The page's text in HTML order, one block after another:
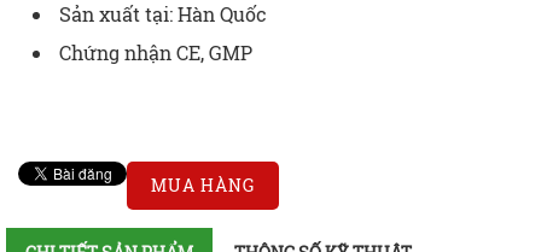
Sản xuất tại: Hàn Quốc
Chứng nhận CE, GMP
MUA HÀNG